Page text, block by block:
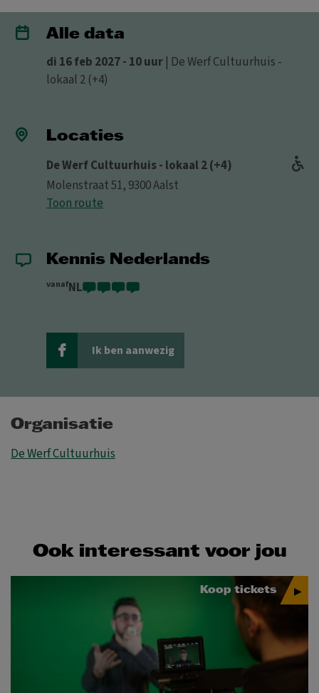
Alle data
di 16 feb 2027 - 10 uur | De Werf Cultuurhuis -
lokaal 2 (+4)
Locaties
De Werf Cultuurhuis - lokaal 2 (+4)
Molenstraat 51, 9300 Aalst
Toon route
Kennis Nederlands
vanafNL
Ik ben aanwezig
Organisatie
De Werf Cultuurhuis
Ook interessant voor jou
Koop tickets